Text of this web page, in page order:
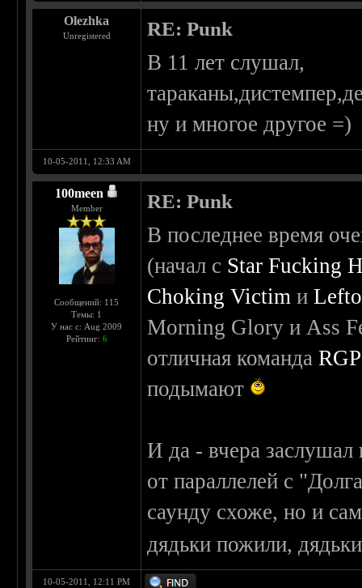
Olezhka
Unregistered RE: Punk
В 11 лет слушал,
ну и многое другое =)
10-05-2011, 12:33 AM
100meen
Member
Сообщений: 115
Темы: 1
У нас с: Aug 2009
Рейтинг: 6
RE: Punk
В последнее время
(начал с Star Fucking
Choking Victim и
Morning Glory и Ass
отличная команда
подымают
И да - вчера
от параллелей с
саунду схоже, но и
дядьки пожили,
10-05-2011, 12:11 PM